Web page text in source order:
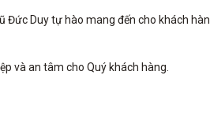
Đức Duy tự hào mang đến cho khách
và an tâm cho Quý khách hàng.